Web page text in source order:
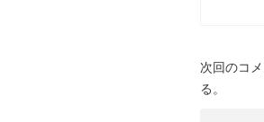
次回のコ
る。